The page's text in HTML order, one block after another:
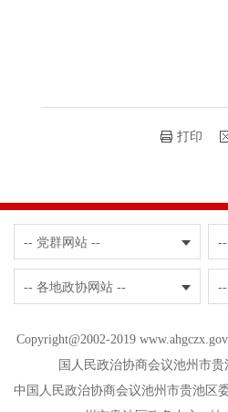
打印
-- 党群网站 --
-- 各地政协网站 --
Copyright@2002-2019
国人民政治协商会议池州市
中国人民政治协商会议池州市贵池